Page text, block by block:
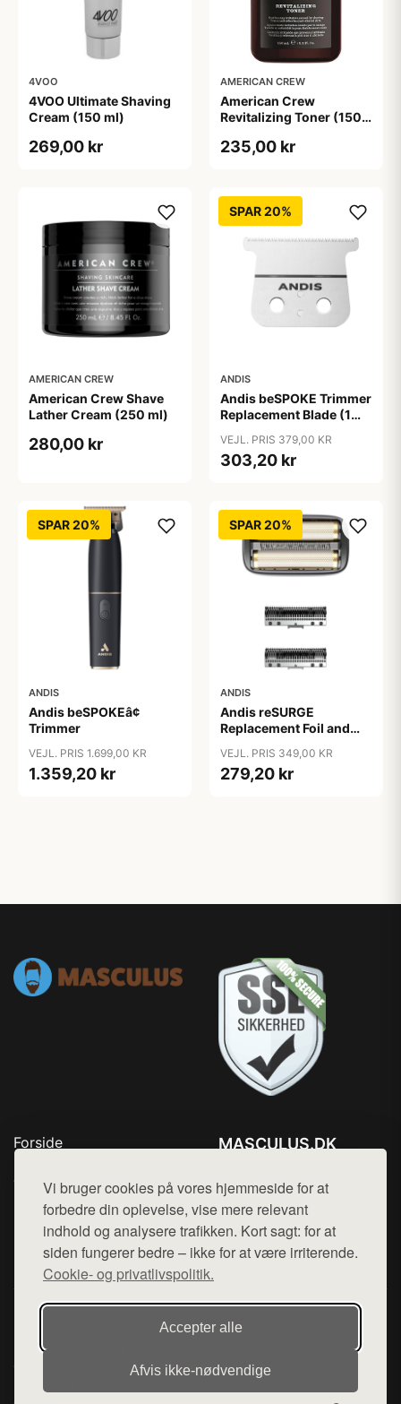
Vi bruger cookies på vores hjemmeside for at
forbedre din oplevelse, vise mere relevant
indhold og analysere trafikken. Kort sagt: for at
siden fungerer bedre – ikke for at være irriterende.
Cookie- og privatlivspolitik.
Accepter alle
Afvis ikke‑nødvendige
4VOO
4VOO Ultimate Shaving
Cream (150 ml)
269,00 kr
AMERICAN CREW
American Crew
Revitalizing Toner (150
235,00 kr
AMERICAN CREW
American Crew Shave
Lather Cream (250 ml)
280,00 kr
SPAR 20%
ANDIS
Andis beSPOKE Trimmer
Replacement Blade (1
VEJL. PRIS 379,00 KR
303,20 kr
SPAR 20%
ANDIS
Andis beSPOKEâ¢
Trimmer
VEJL. PRIS 1.699,00 KR
1.359,20 kr
SPAR 20%
ANDIS
Andis reSURGE
Replacement Foil and
VEJL. PRIS 349,00 KR
279,20 kr
Forside
Top Rabatter
Kontakt
MASCULUS.DK
Mail: hej@want.dk
Cookie- og privatlivspolitik
Denne side er en del af want.dk, der udgiver en række
hjemmesider med præsentation af forskellige produkter fra
diverse webshops. Der sælges ikke varer fra denne side - vi
henviser til de shops, som sælger varen. Vi har heller ikke